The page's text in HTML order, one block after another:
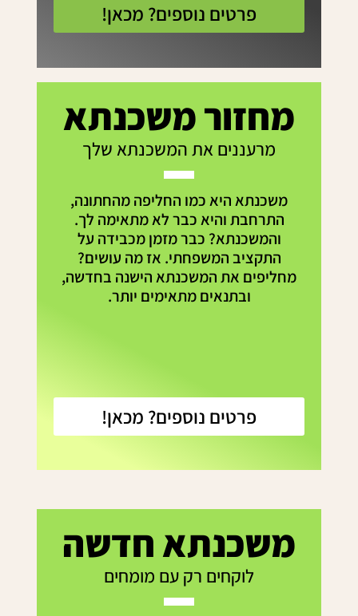
פרטים נוספים? מכאן!
מחזור משכנתא
מרעננים את המשכנתא שלך
משכנתא היא כמו החליפה מהחתונה,
התרחבת והיא כבר לא מתאימה לך.
והמשכנתא? כבר מזמן מכבידה על
התקציב המשפחתי. אז מה עושים?
מחליפים את המשכנתא הישנה בחדשה,
ובתנאים מתאימים יותר.
פרטים נוספים? מכאן!
משכנתא חדשה
לוקחים רק עם מומחים